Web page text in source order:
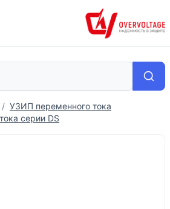
УЗИП переменного тока
серии DS